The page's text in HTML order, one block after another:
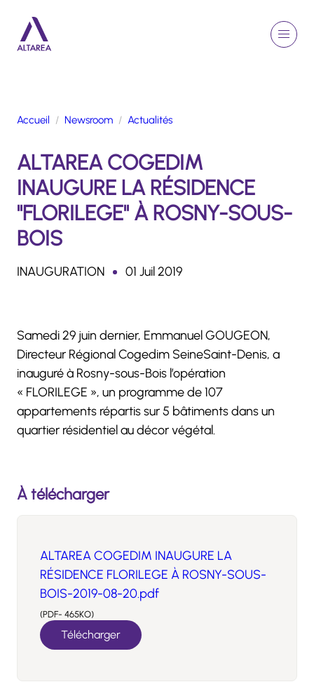
Menu
ACTIVITÉS
ENGAGEMENTS
TALENTS
FINANCE
NEWSROOM
Rechercher
Accueil Newsroom Actualités
ALTAREA COGEDIM
INAUGURE LA RÉSIDENCE
"FLORILEGE" À ROSNY-SOUS-
BOIS
INAUGURATION 01 Juil 2019
Samedi 29 juin dernier, Emmanuel GOUGEON,
Directeur Régional Cogedim SeineSaint-Denis, a
inauguré à Rosny-sous-Bois l’opération
« FLORILEGE », un programme de 107
appartements répartis sur 5 bâtiments dans un
quartier résidentiel au décor végétal.
À télécharger
ALTAREA COGEDIM INAUGURE LA
RÉSIDENCE FLORILEGE À ROSNY-SOUS-
BOIS-2019-08-20.pdf
(PDF- 465KO)
Télécharger